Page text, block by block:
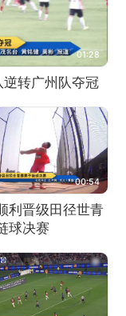
01:28
转广州队夺冠
00:54
利晋级田径世青
球决赛